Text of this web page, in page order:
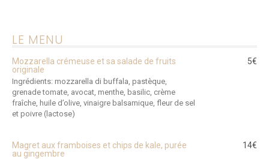
LE MENU
Mozzarella crémeuse et sa salade de fruits
originale
Ingrédients: mozzarella di buffala, pastèque,
grenade tomate, avocat, menthe, basilic, crème
fraîche, huile d’olive, vinaigre balsamique, fleur de sel
et poivre (lactose)
5€
Magret aux framboises et chips de kale, purée
au gingembre
14€